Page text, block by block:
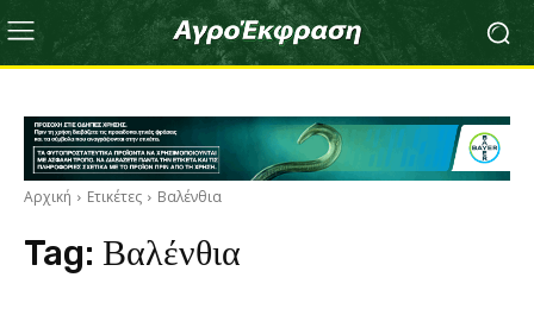
Αρχική Ετικέτες Βαλένθια
Tag: Βαλένθια